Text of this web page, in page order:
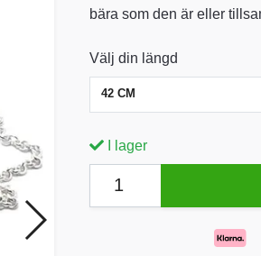
bära som den är eller
Välj din längd
42 CM
I lager